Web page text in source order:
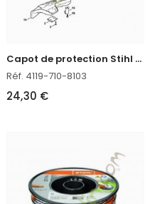
C
apot de protection Stihl réf. 4119-710-8103
Réf. 4119-710-8103
24,30 €